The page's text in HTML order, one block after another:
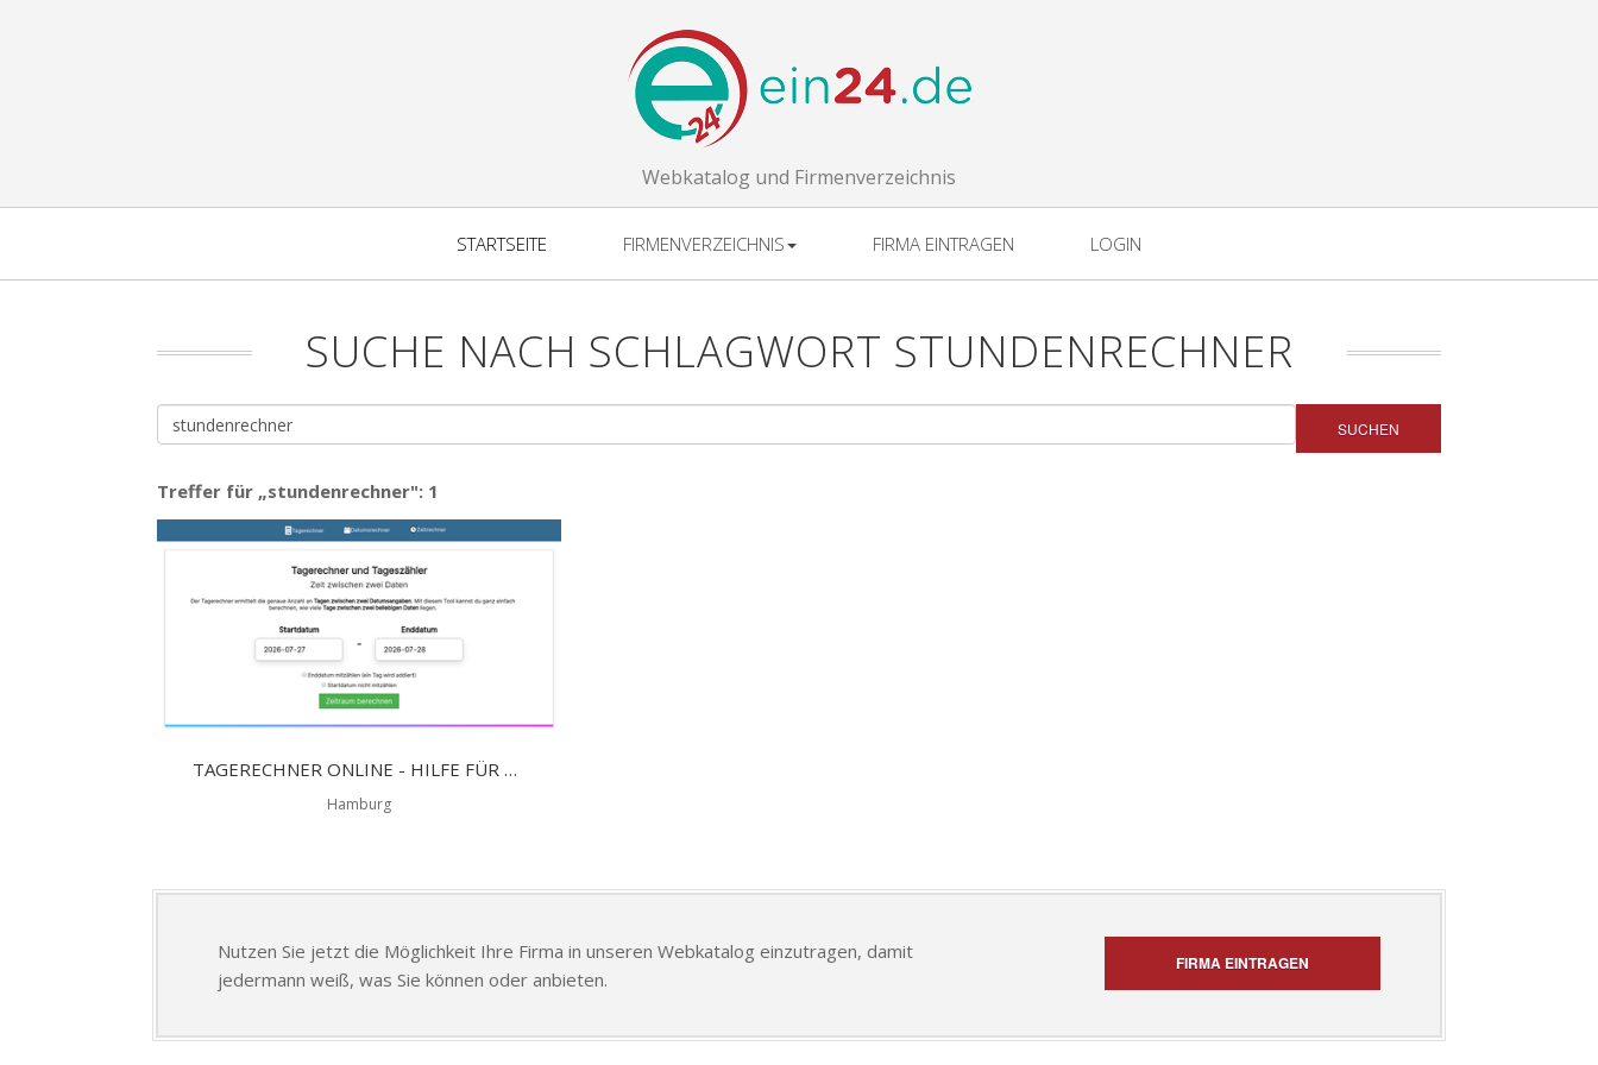
Webkatalog und Firmenverzeichnis
STARTSEITE FIRMENVERZEICHNIS FIRMA EINTRAGEN LOGIN
SUCHE NACH SCHLAGWORT STUNDENRECHNER
SUCHEN
Treffer für „stundenrechner": 1
TAGERECHNER ONLINE - HILFE FÜR BUCHHALTUNG UND ARBEITSTAGERECHNER
Hamburg
Nutzen Sie jetzt die Möglichkeit Ihre Firma in unseren Webkatalog einzutragen, damit
jedermann weiß, was Sie können oder anbieten.
FIRMA EINTRAGEN